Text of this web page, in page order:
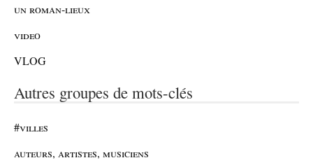
un roman-lieux
video
VLOG
Autres groupes de mots-clés
#villes
auteurs, artistes, musiciens